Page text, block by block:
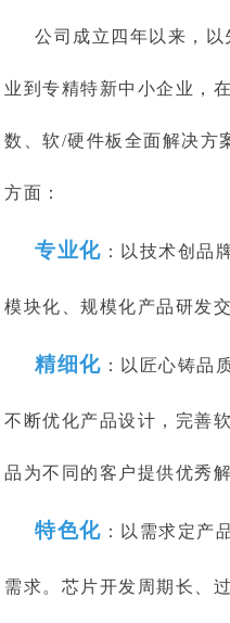
公司成立四年以来，
业到专精特新中小企业，
数、软/硬件板全面解决方
方面：
专业化 ：以技术创品
模块化、规模化产品研发
精细化 ：以匠心铸品
不断优化产品设计，完善
品为不同的客户提供优秀
特色化 ：以需求定产
需求。芯片开发周期长、